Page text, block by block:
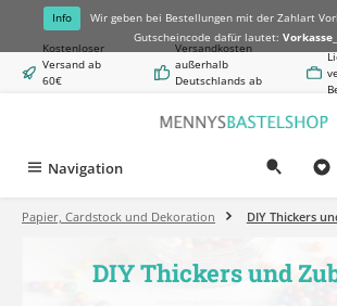
springen
Info Wir geben bei Bestellungen mit der Zahlart
Gutscheincode dafür lautet:
Kostenloser
Versand ab
60€
Versandkosten
außerhalb
Deutschlands ab
Navigation
Papier, Cardstock und Dekoration DIY Thickers
DIY Thickers und